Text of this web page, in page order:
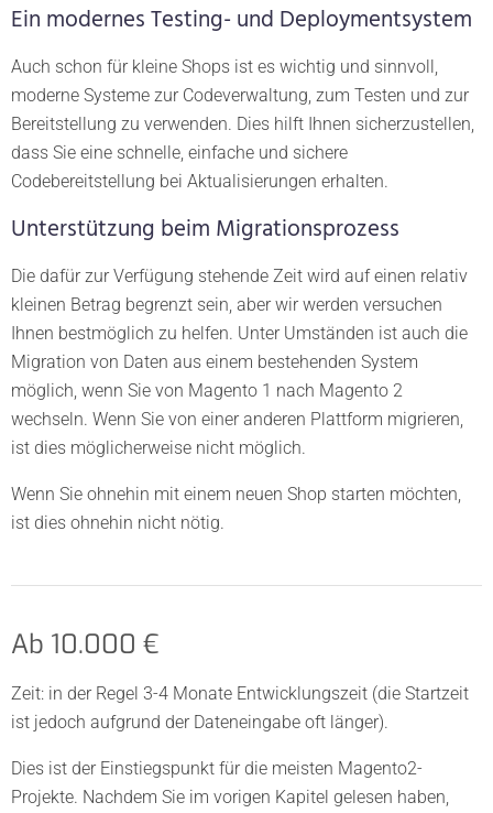
Ein modernes Testing- und Deploymentsystem
Auch schon für kleine Shops ist es wichtig und sinnvoll,
moderne Systeme zur Codeverwaltung, zum Testen und zur
Bereitstellung zu verwenden. Dies hilft Ihnen sicherzustellen,
dass Sie eine schnelle, einfache und sichere
Codebereitstellung bei Aktualisierungen erhalten.
Unterstützung beim Migrationsprozess
Die dafür zur Verfügung stehende Zeit wird auf einen relativ
kleinen Betrag begrenzt sein, aber wir werden versuchen
Ihnen bestmöglich zu helfen. Unter Umständen ist auch die
Migration von Daten aus einem bestehenden System
möglich, wenn Sie von Magento 1 nach Magento 2
wechseln. Wenn Sie von einer anderen Plattform migrieren,
ist dies möglicherweise nicht möglich.
Wenn Sie ohnehin mit einem neuen Shop starten möchten,
ist dies ohnehin nicht nötig.
Ab 10.000 €
Zeit: in der Regel 3-4 Monate Entwicklungszeit (die Startzeit
ist jedoch aufgrund der Dateneingabe oft länger).
Dies ist der Einstiegspunkt für die meisten Magento2-
Projekte. Nachdem Sie im vorigen Kapitel gelesen haben,